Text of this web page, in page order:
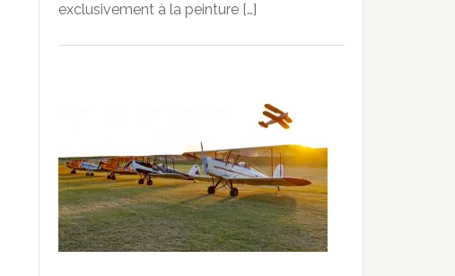
exclusivement à la peinture […]